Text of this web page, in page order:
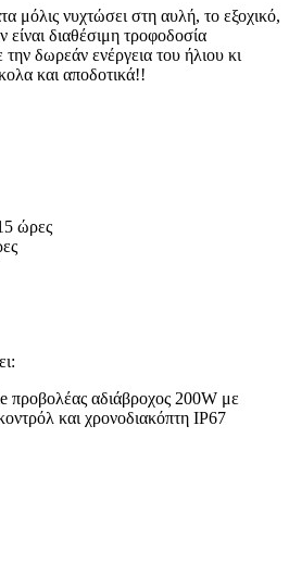
μόλις νυχτώσει στη αυλή, το εξοχικό,
είναι διαθέσιμη τροφοδοσία
δωρεάν ενέργεια του ήλιου κι
και αποδοτικά!!
ώρες
προβολέας αδιάβροχος 200W με
και χρονοδιακόπτη IP67